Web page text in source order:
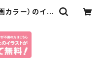
カラー）のイラ